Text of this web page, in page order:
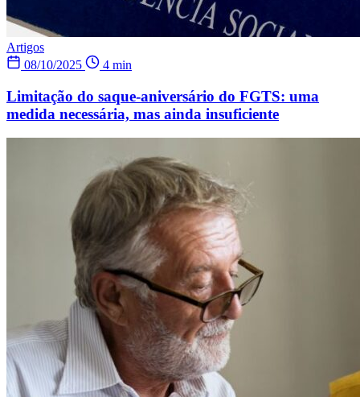
Artigos
08/10/2025
4 min
Limitação do saque-aniversário do FGTS: uma
medida necessária, mas ainda insuficiente